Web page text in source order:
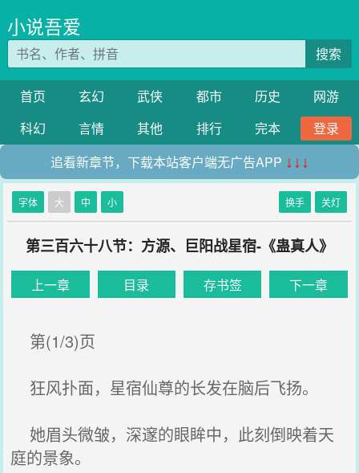
小说吾爱
搜索
首页 玄幻 武侠 都市 历史
网游
科幻
言情 其他 排行 完本
登录
追看新章节，下载本站客户端无广告APP ↓↓↓
字体 大 中 小 换手 关灯
第三百六十八节：方源、巨阳战星宿-《蛊真人》
上一章 目录 存书签 下一章
第(1/3)页
狂风扑面，星宿仙尊的长发在脑后飞扬。
她眉头微皱，深邃的眼眸中，此刻倒映着天
庭的景象。